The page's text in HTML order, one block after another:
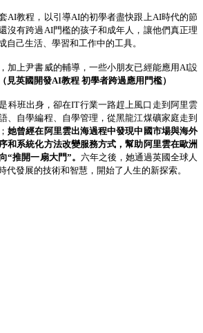
AI教程，以引導AI的初學者盡快跟上AI時代的節
沒有跨過 AI門檻的孩子和成年人， 讓他們真正理
自己生活、學習和工作中的工具。
加上尹書威的輔導，一些小朋友已經能應用 AI設
（見英國開發AI教程 初學者跨過應用門檻）
科班出身，卻在IT行業一路趕上風口 走到阿里雲
、自學編程、自學管理，從黑龍江煤礦家庭走到
她曾經在阿里雲出海過程中發現中國市場與海外
和系統化方法改變服務方式，幫助阿里雲在歐洲
“推開一扇大門”。 六年之後，她通過英國全球人
代發展的技術和智慧，開始了人生的新探索。